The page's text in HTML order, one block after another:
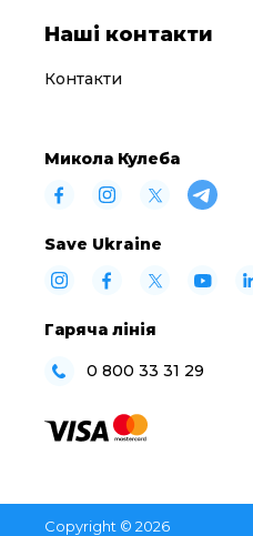
Наші контакти
Контакти
Микола Кулеба
Save Ukraine
Гаряча лінія
0 800 33 31 29
Copyright © 2026